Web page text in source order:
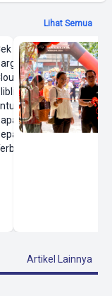
Lihat Semua
On
di
Artikel Lainnya